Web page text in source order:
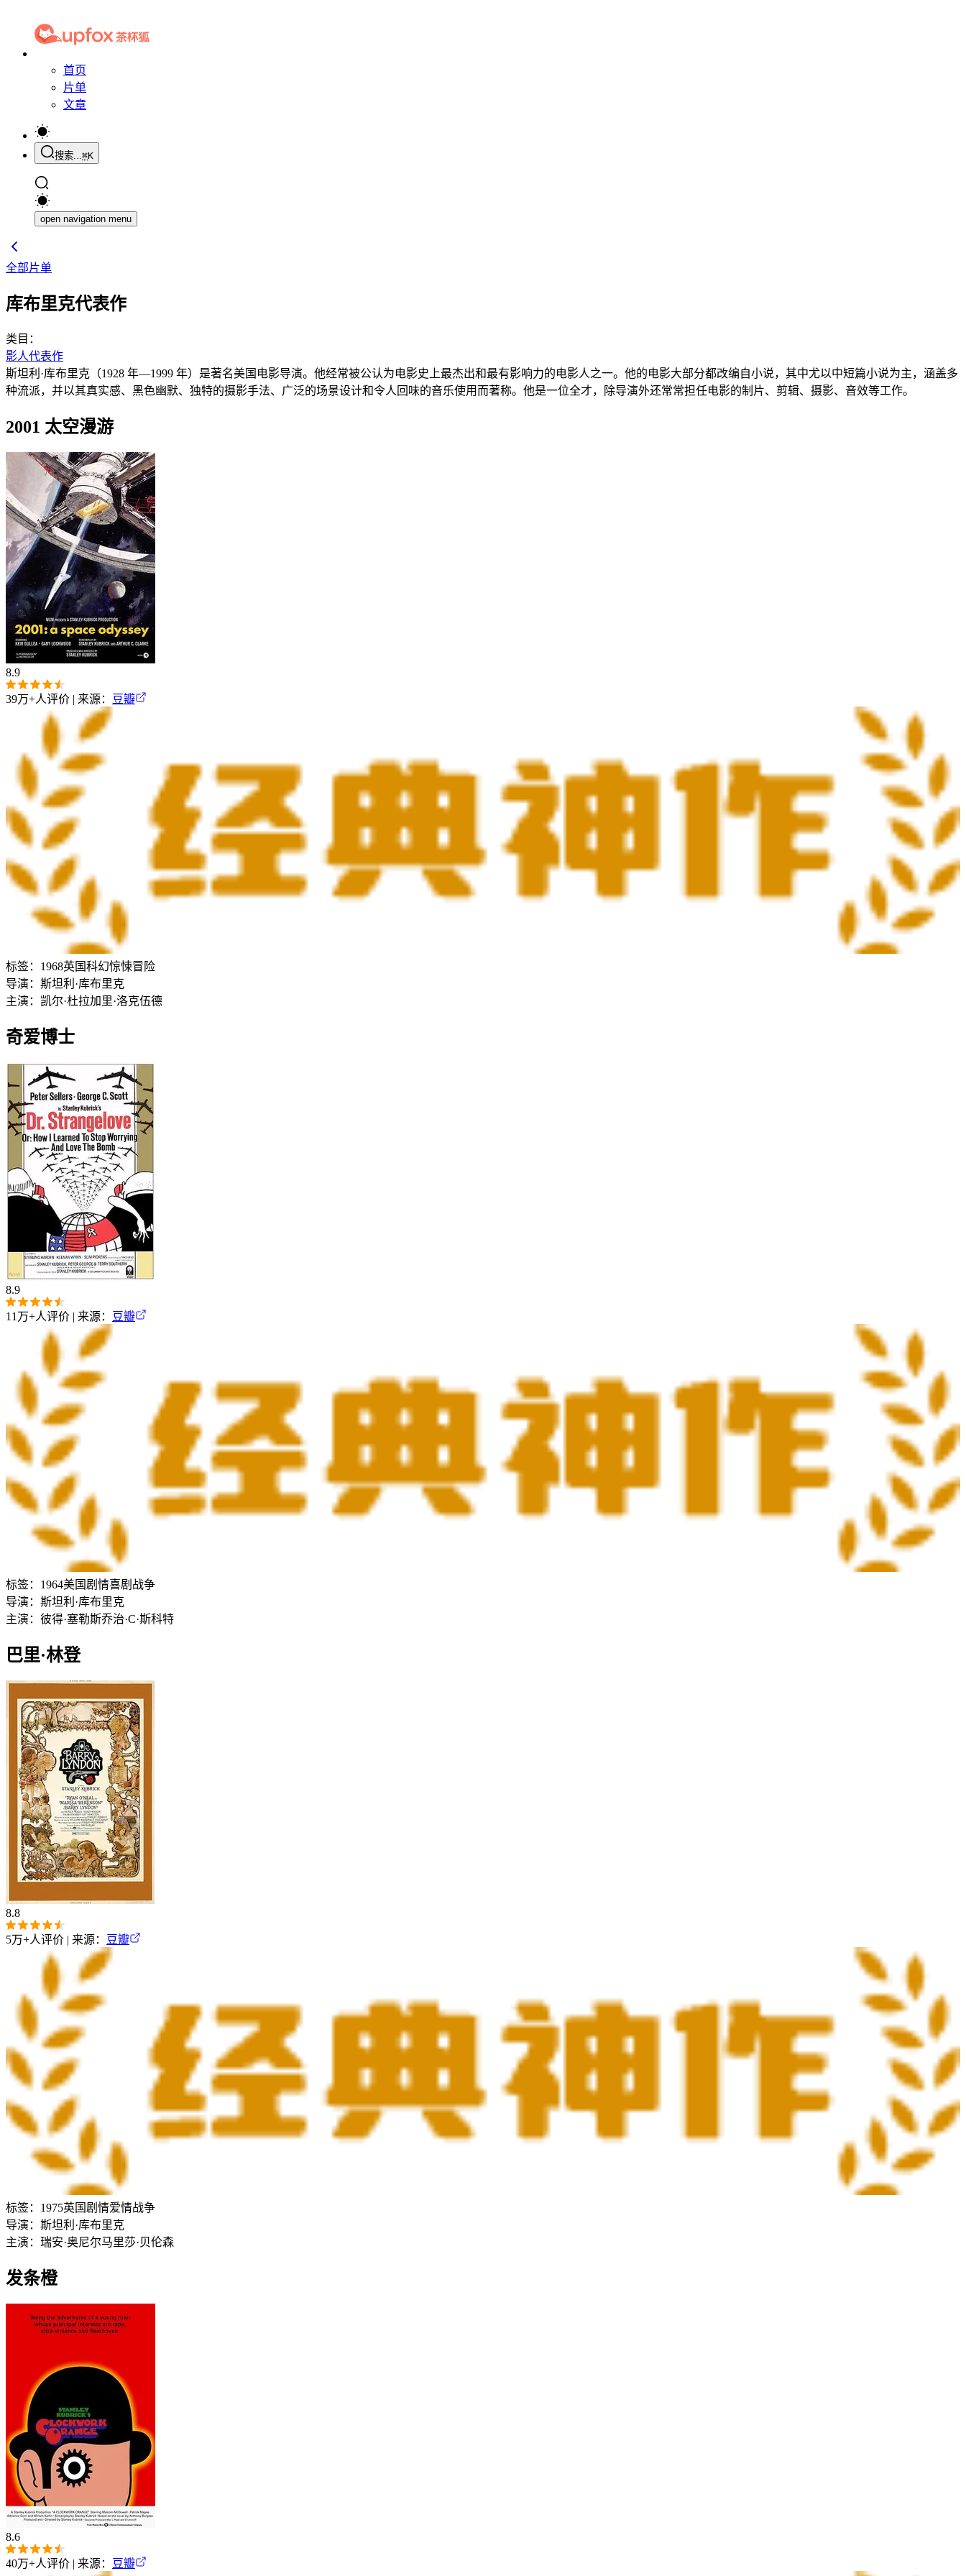
首页
片单
文章
搜索...⌘K
open navigation menu
全部片单
库布里克代表作
类目：
影人代表作
斯坦利·库布里克（1928 年—1999 年）是著名美国电影导演。他经常被公认为电影史上最杰出和最有影响力的电影人之一。他的电影大部分都改编自小说，其中尤以中短篇小说为主，涵盖多
种流派，并以其真实感、黑色幽默、独特的摄影手法、广泛的场景设计和令人回味的音乐使用而著称。他是一位全才，除导演外还常常担任电影的制片、剪辑、摄影、音效等工作。
2001 太空漫游
8.9
39万+人评价 | 来源： 豆瓣
标签： 1968英国科幻惊悚冒险
导演： 斯坦利·库布里克
主演： 凯尔·杜拉加里·洛克伍德
奇爱博士
8.9
11万+人评价 | 来源： 豆瓣
标签： 1964美国 剧情喜剧 战争
导演： 斯坦利·库布里克
主演： 彼得·塞勒斯乔治·C·斯科特
巴里·林登
8.8
5万+人评价 | 来源： 豆瓣
标签： 1975英国 剧情爱情战争
导演： 斯坦利·库布里克
主演： 瑞安·奥尼尔马里莎·贝伦森
发条橙
8.6
40万+人评价 | 来源： 豆瓣